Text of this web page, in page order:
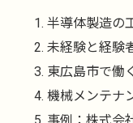
半導体製造の
未経験と経験
東広島市で働
機械メンテナ
事例：株式会